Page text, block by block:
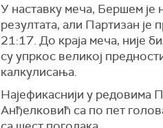
У наставку меча, Бершем
резултата, али Партизан
21:17. До краја меча, није
су упркос великој
калкулисања.
Најефикаснији у редовима
Анђелковић са по пет